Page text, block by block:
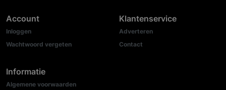
Account
Inloggen
Wachtwoord vergeten
Informatie
Algemene voorwaarden
Klantenservice
Adverteren
Contact